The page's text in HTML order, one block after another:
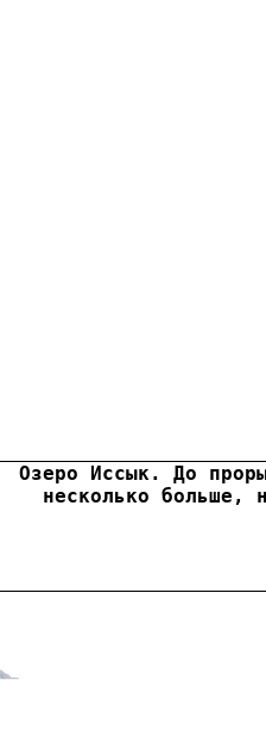
Озеро Иссык. До
несколько больше,